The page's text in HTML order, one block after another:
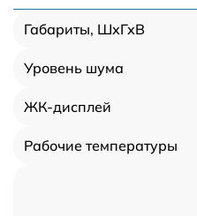
Габариты, ШхГхВ
Уровень шума
ЖК-дисплей
Рабочие температуры